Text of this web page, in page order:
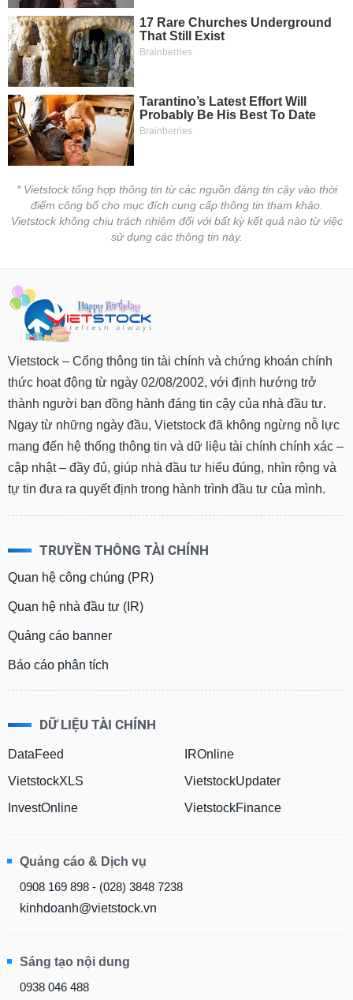
* Vietstock tổng hợp thông tin từ các nguồn đáng tin cậy vào thời
điểm công bố cho mục đích cung cấp thông tin tham khảo.
Vietstock không chịu trách nhiệm đối với bất kỳ kết quả nào từ việc
sử dụng các thông tin này.
Vietstock – Cổng thông tin tài chính và chứng khoán chính
thức hoạt động từ ngày 02/08/2002, với định hướng trở
thành người bạn đồng hành đáng tin cậy của nhà đầu tư.
Ngay từ những ngày đầu, Vietstock đã không ngừng nỗ lực
mang đến hệ thống thông tin và dữ liệu tài chính chính xác –
cập nhật – đầy đủ, giúp nhà đầu tư hiểu đúng, nhìn rộng và
tự tin đưa ra quyết định trong hành trình đầu tư của mình.
TRUYỀN THÔNG TÀI CHÍNH
Quan hệ công chúng (PR)
Quan hệ nhà đầu tư (IR)
Quảng cáo banner
Báo cáo phân tích
DỮ LIỆU TÀI CHÍNH
DataFeed
VietstockXLS
InvestOnline
IROnline
VietstockUpdater
VietstockFinance
Quảng cáo & Dịch vụ
0908 169 898 - (028) 3848 7238
kinhdoanh@vietstock.vn
Sáng tạo nội dung
0938 046 488